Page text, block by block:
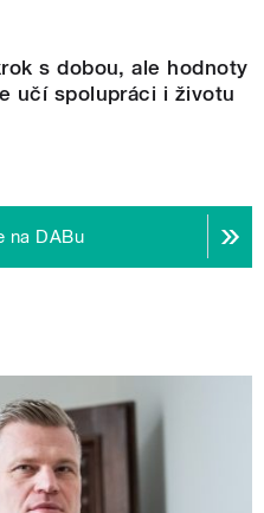
s dobou, ale hodnoty
učí spolupráci i životu
na DABu